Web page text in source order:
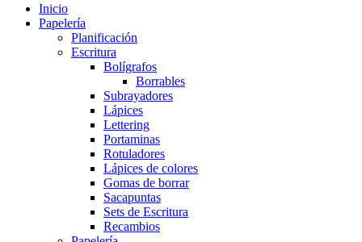
Inicio
Papelería
Planificación
Escritura
Bolígrafos
Borrables
Subrayadores
Lápices
Lettering
Portaminas
Rotuladores
Lápices de colores
Gomas de borrar
Sacapuntas
Sets de Escritura
Recambios